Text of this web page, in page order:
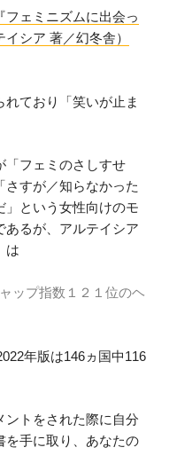
『フェミニズムに出会っ
シア 著／幻冬舎）
ており「笑いが止ま
「フェミのさしすせ
さすが／知らなかった
」という女性向けのモ
あるが、アルテイシア
は
ップ指数１２１位のヘ
年版は146ヵ国中116
ントをされた際に自分
を手に取り、あなたの